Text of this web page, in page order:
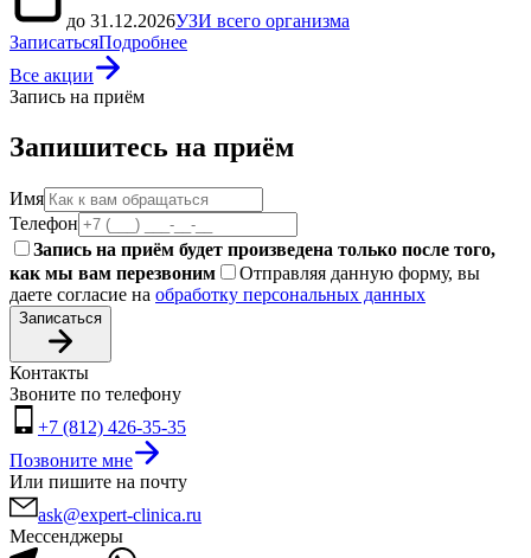
до 31.12.2026УЗИ всего организма
ЗаписатьсяПодробнее
Все акции
Запись на приём
Запишитесь на приём
Имя
Телефон
Запись на приём будет произведена только после того,
как мы вам перезвоним
Отправляя данную форму, вы
даете согласие на обработку персональных данных
Записаться
Контакты
Звоните по телефону
+7 (812) 426-35-35
Позвоните мне
Или пишите на почту
ask@expert-clinica.ru
Мессенджеры